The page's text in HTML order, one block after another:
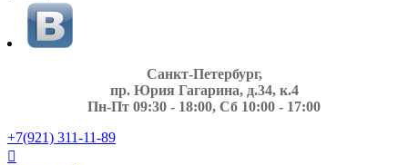
Санкт-Петербург,
пр. Юрия Гагарина, д.34, к.4
Пн-Пт 09:30 - 18:00, Сб 10:00 - 17:00
+7(921) 311-11-89
